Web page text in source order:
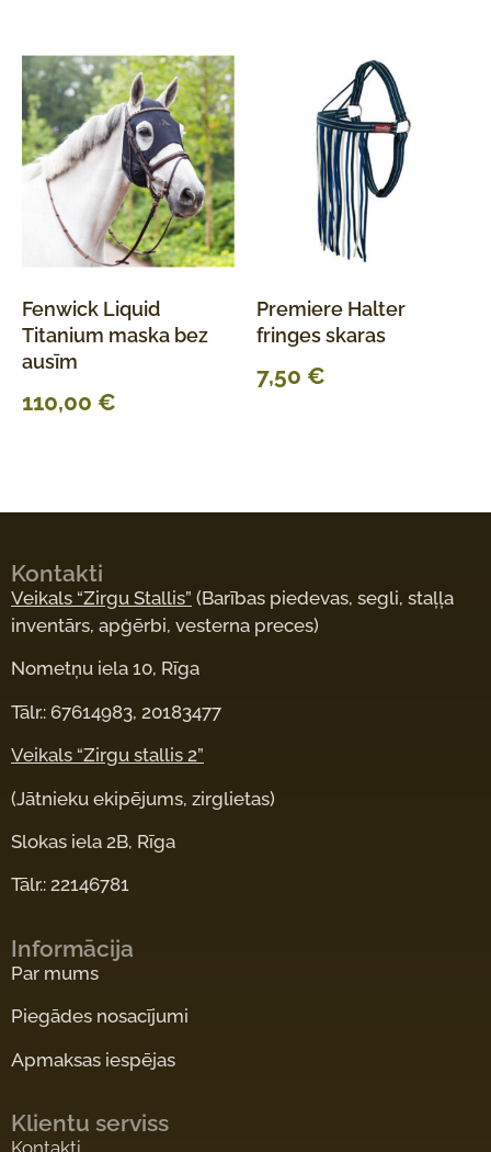
Fenwick Liquid
Titanium maska bez
ausīm
110,00 €
Premiere Halter
fringes skaras
7,50 €
Kontakti
Veikals “Zirgu Stallis” (Barības piedevas, segli, staļļa
inventārs, apģērbi, vesterna preces)
Nometņu iela 10, Rīga
Tālr.: 67614983, 20183477
Veikals “Zirgu stallis 2”
(Jātnieku ekipējums, zirglietas)
Slokas iela 2B, Rīga
Tālr.: 22146781
Informācija
Par mums
Piegādes nosacījumi
Apmaksas iespējas
Klientu serviss
Kontakti